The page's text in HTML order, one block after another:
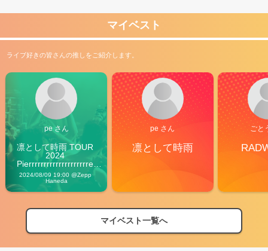
マイベスト
ライブ好きの皆さんの推しをご紹介します。
pe さん
凛として時雨 TOUR
2024
Pierrrrrrrrrrrrrrrrrrrre
Vibes
2024/08/09 19:00 @Zepp
Haneda
pe さん
凛として時雨
ごと
マイベスト一覧へ
【フェス特集2026】フェス情報はここから！
【ライブ動員ランキング】2026年上半期編発表！